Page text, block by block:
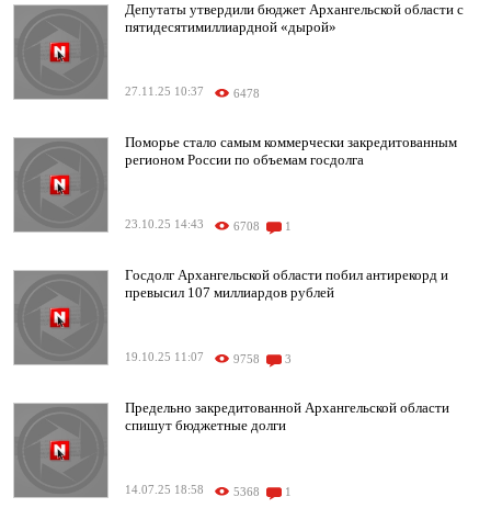
Депутаты утвердили бюджет Архангельской области с
пятидесятимиллиардной «дырой»
27.11.25 10:37 6478
Поморье стало самым коммерчески закредитованным
регионом России по объемам госдолга
23.10.25 14:43 6708 1
Госдолг Архангельской области побил антирекорд и
превысил 107 миллиардов рублей
19.10.25 11:07 9758 3
Предельно закредитованной Архангельской области
спишут бюджетные долги
14.07.25 18:58 5368 1